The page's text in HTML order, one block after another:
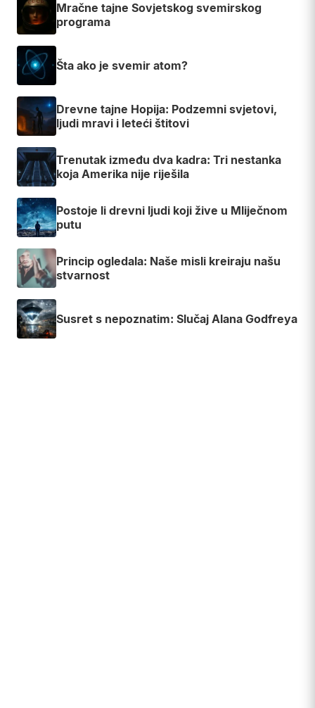
Mračne tajne Sovjetskog svemirskog
programa
Šta ako je svemir atom?
Drevne tajne Hopija: Podzemni svjetovi,
ljudi mravi i leteći štitovi
Trenutak između dva kadra: Tri nestanka
koja Amerika nije riješila
Postoje li drevni ljudi koji žive u Mliječnom
putu
Princip ogledala: Naše misli kreiraju našu
stvarnost
Susret s nepoznatim: Slučaj Alana Godfreya